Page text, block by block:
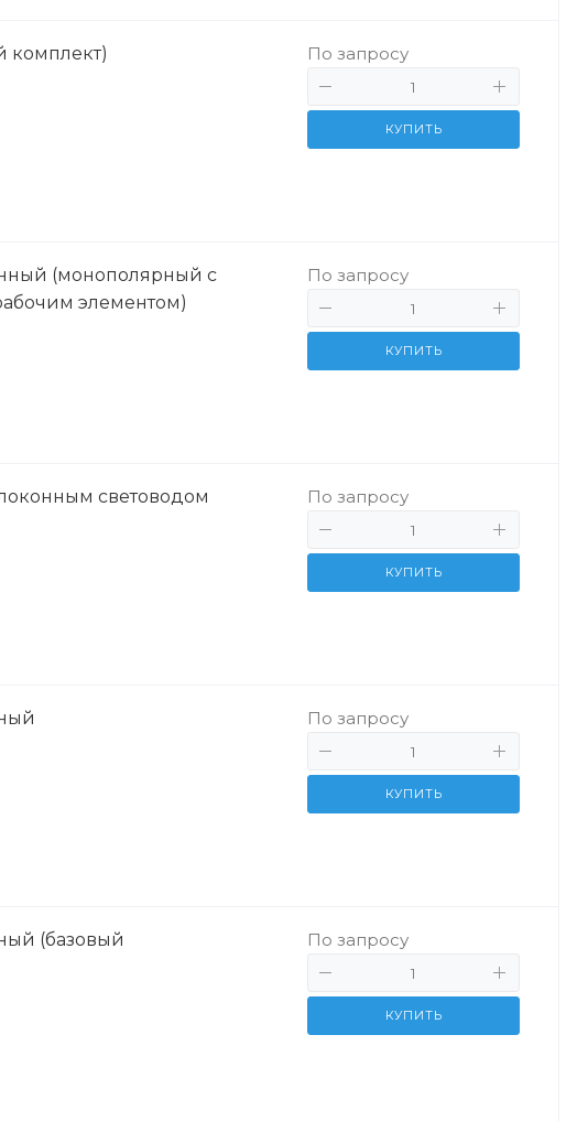
комплект) По запросу
КУПИТЬ
(монополярный с
элементом)
По запросу
КУПИТЬ
световодом По запросу
КУПИТЬ
По запросу
КУПИТЬ
(базовый
По запросу
КУПИТЬ